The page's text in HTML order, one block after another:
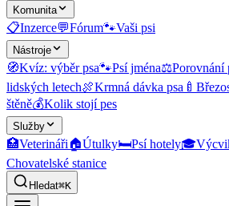
Komunita
📋Inzerce💬Fórum🐾Vaši psi
Nástroje
🧭Kvíz: výběr psa🐾Psí jména⚖️Porovnání
lidských letech🍖Krmná dávka psa 🍼
štěně💰Kolik stojí pes
Služby
🏥Veterináři🏠Útulky🛏️Psí hotely🎓
Chovatelské stanice
Hledat⌘K